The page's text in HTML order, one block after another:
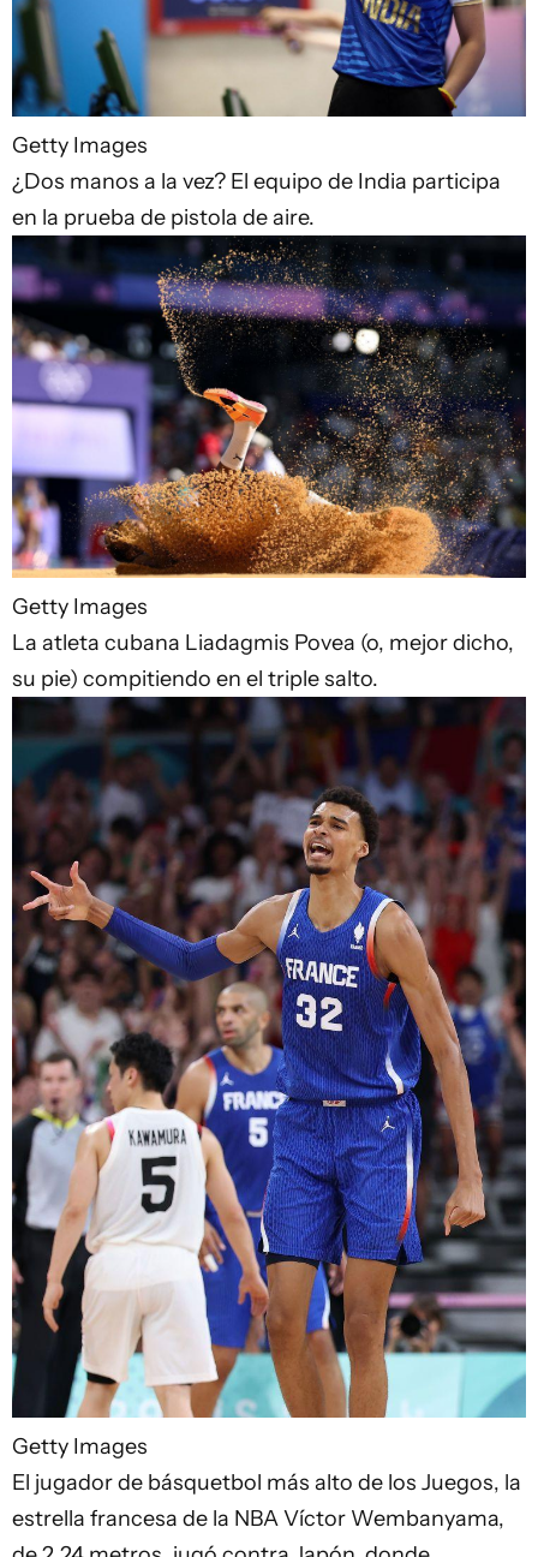
Getty Images
¿Dos manos a la vez? El equipo de India participa
en la prueba de pistola de aire.
Getty Images
La atleta cubana Liadagmis Povea (o, mejor dicho,
su pie) compitiendo en el triple salto.
Getty Images
El jugador de básquetbol más alto de los Juegos, la
estrella francesa de la NBA Víctor Wembanyama,